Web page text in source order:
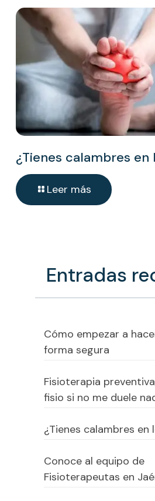
¿Tienes calambres en
Leer más
Entradas
Cómo empezar a
forma segura
Fisioterapia
fisio si no me duele
¿Tienes calambres en
Conoce al equipo de
Fisioterapeutas en